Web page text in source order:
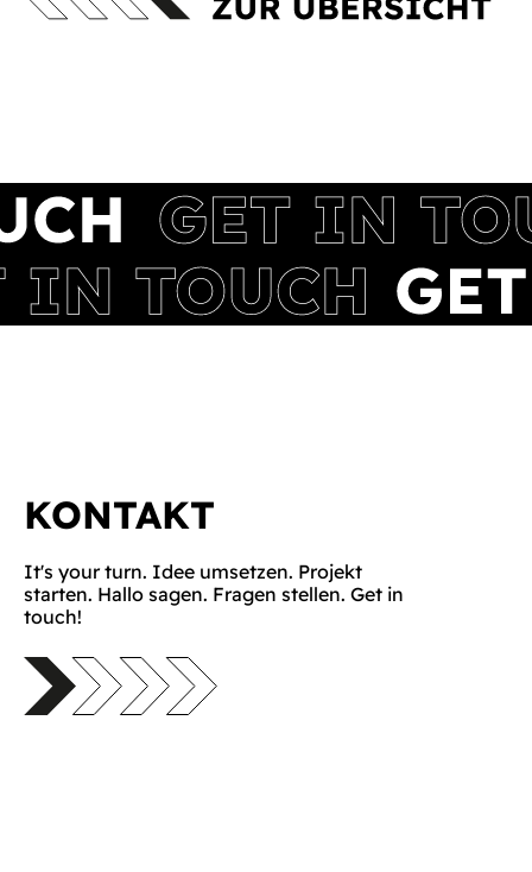
KONTAKT
It's your turn. Idee umsetzen. Projekt
starten. Hallo sagen. Fragen stellen. Get in
touch!